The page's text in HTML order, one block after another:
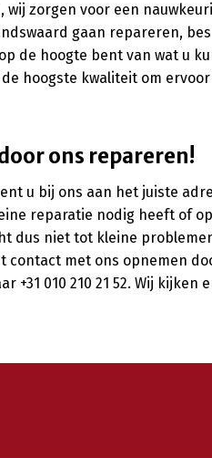
zorgen voor een
gaan repareren,
de hoogte bent van wat u
hoogste kwaliteit om
ons repareren!
u bij ons aan het juiste
reparatie nodig heeft of
dus niet tot kleine
contact met ons opnemen
010 210 21 52. Wij kijken